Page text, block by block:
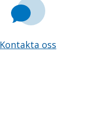
Kontakta oss